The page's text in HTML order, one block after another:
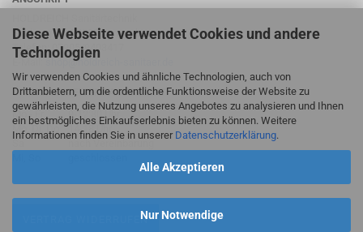
Diese Webseite verwendet Cookies und andere
Technologien
Wir verwenden Cookies und ähnliche Technologien, auch von
Drittanbietern, um die ordentliche Funktionsweise der Website zu
gewährleisten, die Nutzung unseres Angebotes zu analysieren und Ihnen
ein bestmögliches Einkaufserlebnis bieten zu können. Weitere
Informationen finden Sie in unserer Datenschutzerklärung.
Alle Akzeptieren
Nur Notwendige
Suhlweg 24, 74595 Langenburg
Telefon: 07905/9403417
E-Mail:shop@holdreich-sanitaer.de
ÖFFNUNGSZEITEN FACHMARKT
Mo - Fr
9-12:30 Uhr
Mo, Di, Do
14-18 Uhr
Sa
nach Vereinbarung
VERTRAG WIDERRUFEN